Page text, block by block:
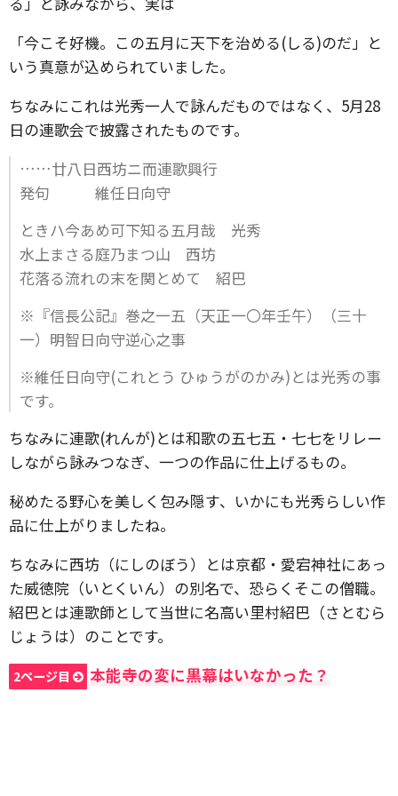
「今こそ好機。この五月に天下を治める(しる)のだ」と
いう真意が込められていました。
ちなみにこれは光秀一人で詠んだものではなく、5月28
日の連歌会で披露されたものです。
……廿八日西坊ニ而連歌興行
発句 維任日向守
ときハ今あめ可下知る五月哉 光秀
水上まさる庭乃まつ山 西坊
花落る流れの末を関とめて 紹巴
※『信長公記』巻之一五（天正一〇年壬午）（三十
一）明智日向守逆心之事
※維任日向守(これとう ひゅうがのかみ)とは光秀の事
です。
ちなみに連歌(れんが)とは和歌の五七五・七七をリレー
しながら詠みつなぎ、一つの作品に仕上げるもの。
秘めたる野心を美しく包み隠す、いかにも光秀らしい作
品に仕上がりましたね。
ちなみに西坊（にしのぼう）とは京都・愛宕神社にあっ
た威徳院（いとくいん）の別名で、恐らくそこの僧職。
紹巴とは連歌師として当世に名高い里村紹巴（さとむら
じょうは）のことです。
2ページ目 本能寺の変に黒幕はいなかった？